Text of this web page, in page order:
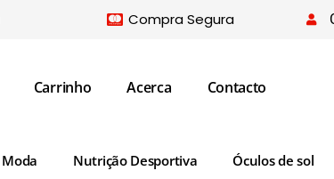
Compra Segura
Carrinho Acerca Contacto
Moda Nutrição Desportiva Óculos de sol